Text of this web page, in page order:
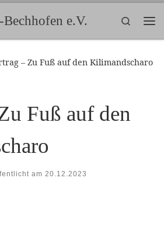
e.V.
Search
– Zu Fuß auf den Kilimandscharo
Fuß auf den
am 20.12.2023